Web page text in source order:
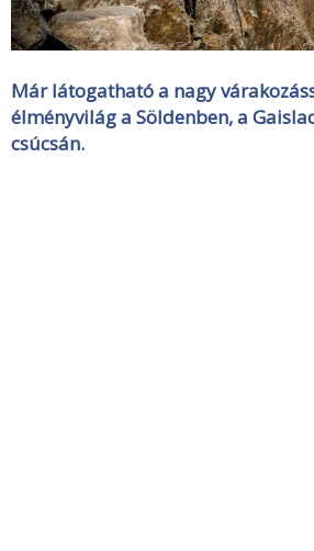
Már látogatható a nagy
élményvilág a Söldenben, a
csúcsán.